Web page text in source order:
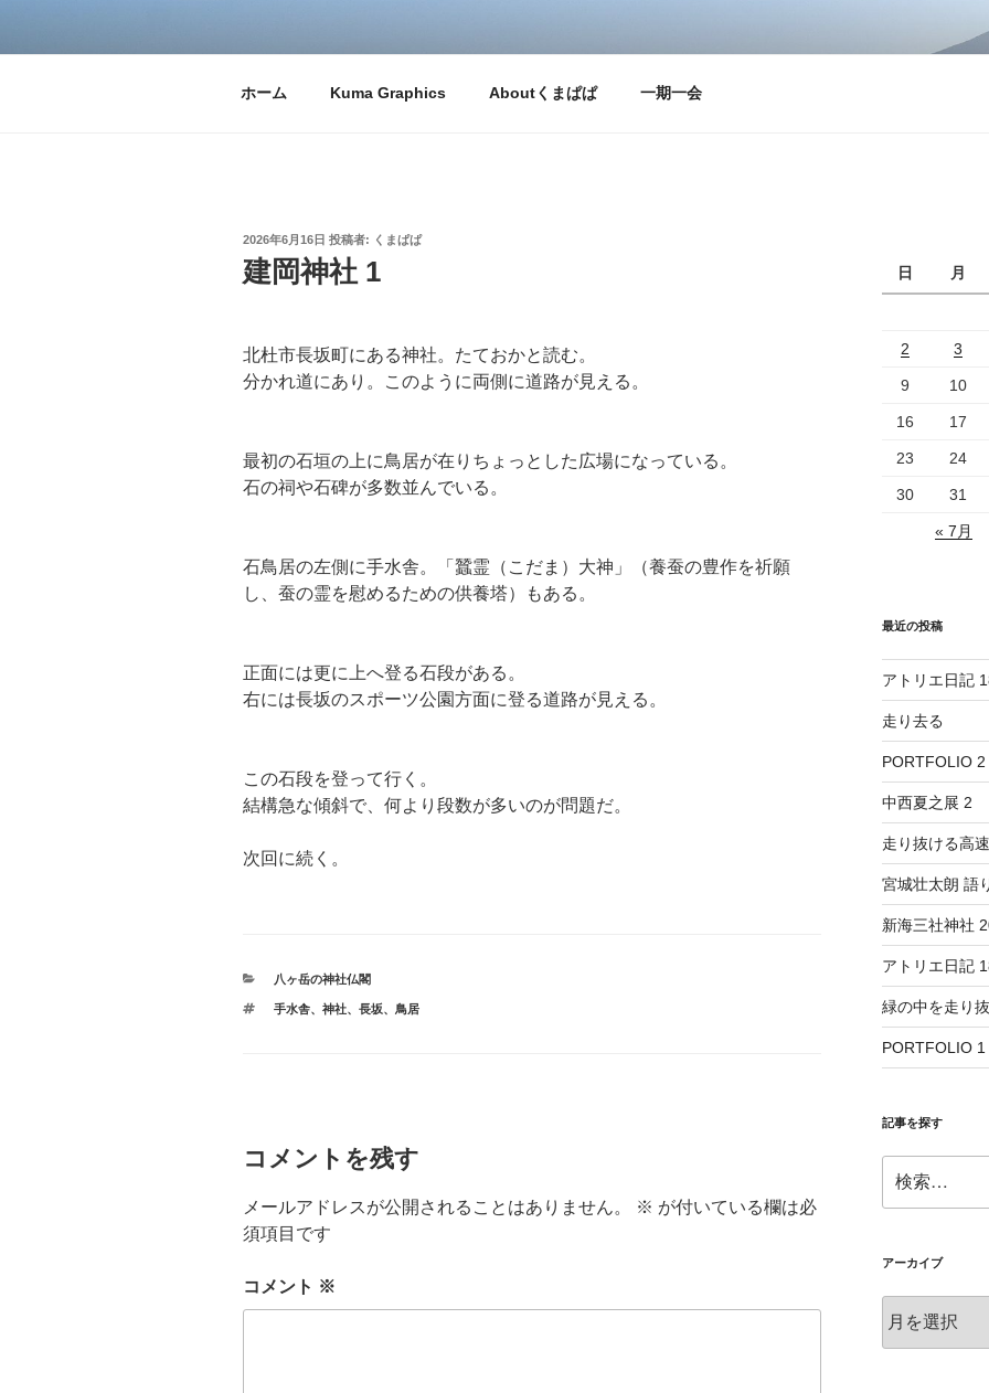
くまぶろ
くまが入る温泉じゃありません。私くまぱぱのブログということで・・
ホーム Kuma Graphics Aboutくまぱぱ 一期一会
投
日:
2026年6月16日 投稿者: くまぱぱ
建岡神社 1
北杜市長坂町にある神社。たておかと読む。
分かれ道にあり。このように両側に道路が見える。
最初の石垣の上に鳥居が在りちょっとした広場になっている。
石の祠や石碑が多数並んでいる。
石鳥居の左側に手水舎。「蠶霊（こだま）大神」（養蚕の豊作を祈願
し、蚕の霊を慰めるための供養塔）もある。
正面には更に上へ登る石段がある。
右には長坂のスポーツ公園方面に登る道路が見える。
この石段を登って行く。
結構急な傾斜で、何より段数が多いのが問題だ。
次回に続く。
カ
ゴ
八ヶ岳の神社仏閣
タ
手水舎、 神社、 長坂、 鳥居
コメントを残す
メールアドレスが公開されることはありません。 ※ が付いている欄は必
須項目です
コメント ※
日
月
2 3
9 10
16 17
23 24
30 31
« 7月
最近の投稿
アトリエ日記
走り去る
PORTFOLIO 2
中西夏之展 2
走り抜ける高
宮城壮太朗 語
新海三社神社
アトリエ日記
緑の中を走り
PORTFOLIO 1
記事を探す
索:
アーカイブ
ー